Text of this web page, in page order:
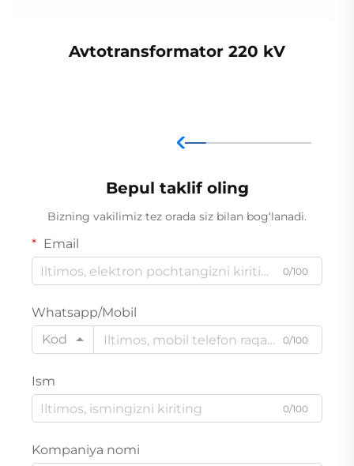
Avtotransformator 220 kV
Bepul taklif oling
Bizning vakilimiz tez orada siz bilan bog‘lanadi.
Email
0/100
Whatsapp/Mobil
Kod
0/100
Ism
0/100
Kompaniya nomi